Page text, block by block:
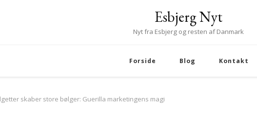
Esbjerg Nyt
Nyt fra Esbjerg og resten af Danmark
Forside Blog Kontakt
skaber store bølger: Guerilla marketingens magi